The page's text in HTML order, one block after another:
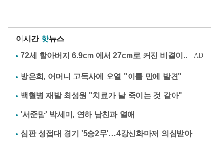
이시간 핫뉴스
방은희, 어머니 고독사에 오열 "이틀 만에 발견"
백혈병 재발 최성원 "치료가 날 죽이는 것 같아"
'서준맘' 박세미, 연하 남친과 열애
심판 성접대 경기 '5승2무'…4강신화마저 의심받아